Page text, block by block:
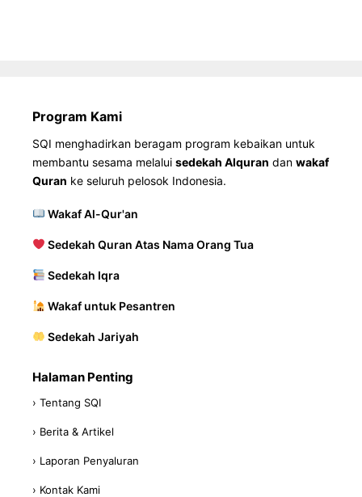
Program Kami
SQI menghadirkan beragam program kebaikan untuk
membantu sesama melalui sedekah Alquran dan wakaf
Quran ke seluruh pelosok Indonesia.
Wakaf Al-Qur'an
Sedekah Quran Atas Nama Orang Tua
Sedekah Iqra
Wakaf untuk Pesantren
Sedekah Jariyah
Halaman Penting
› Tentang SQI
› Berita & Artikel
› Laporan Penyaluran
› Kontak Kami